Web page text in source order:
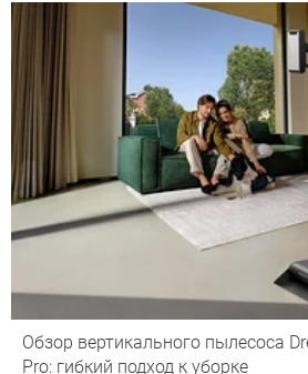
Обзор вертикального пылесоса
Pro: гибкий подход к уборке